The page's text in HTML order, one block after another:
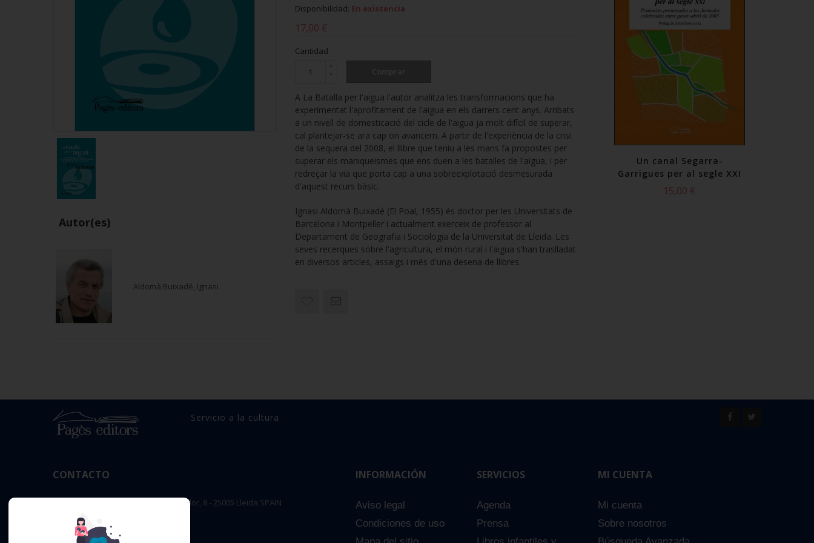
Autor(es)
Aldomà Buixadé, Ignasi
Disponibilidad: En existencia
17,00 €
Cantidad
A La Batalla per l'aigua l'autor analitza les transformacions que ha
experimentat l'aprofitament de l'aigua en els darrers cent anys. Arribats
a un nivell de domesticació del cicle de l'aigua ja molt difícil de superar,
cal plantejar-se ara cap on avancem. A partir de l'experiència de la crisi
de la sequera del 2008, el llibre que teniu a les mans fa propostes per
superar els maniqueismes que ens duen a les batalles de l'aigua, i per
redreçar la via que porta cap a una sobreexplotació desmesurada
d'aquest recurs bàsic.
Ignasi Aldomà Buixadé (El Poal, 1955) és doctor per les Universitats de
Barcelona i Montpeller i actualment exerceix de professor al
Departament de Geografia i Sociologia de la Universitat de Lleida. Les
seves recerques sobre l'agricultura, el món rural i l'aigua s'han traslladat
en diversos articles, assaigs i més d'una desena de llibres.
La lluita per l'aigua a
Catalunya
30,00 €
Un canal Segarra-
Garrigues per al segle XXI
15,00 €
Servicio a la cultura
CONTACTO
OFICINA PRINCIPAL : c/ Sant Salvador, 8 - 25005 Lleida SPAIN
editorial@pageseditors.cat
INFORMACIÓN
Aviso legal
Condiciones de uso
SERVICIOS
Agenda
Prensa
MI CUENTA
Mi cuenta
Sobre nosotros